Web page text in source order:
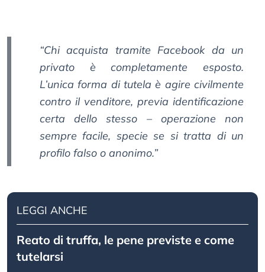
“Chi acquista tramite Facebook da un
privato è completamente esposto.
L’unica forma di tutela è agire civilmente
contro il venditore, previa identificazione
certa dello stesso – operazione non
sempre facile, specie se si tratta di un
profilo falso o anonimo.”
LEGGI ANCHE
Reato di truffa, le pene previste e come
tutelarsi